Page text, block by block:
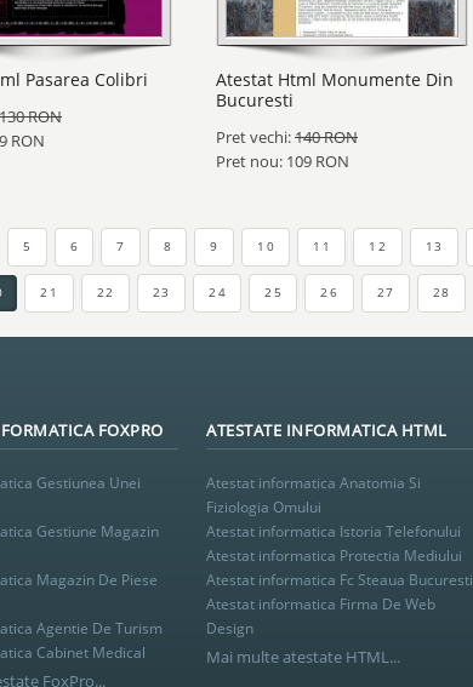
Pasarea Colibri
130 RON
RON
Atestat Html Monumente Din
Bucuresti
Pret vechi:140 RON
Pret nou: 109 RON
5 6 7 8 9 10 11 12 13
21 22 23 24 25 26 27 28
FOXPRO
Gestiunea Unei
Gestiune Magazin
Magazin De Piese
Agentie De Turism
Cabinet Medical
FoxPro...
ATESTATE INFORMATICA HTML
Atestat informatica Anatomia Si
Fiziologia Omului
Atestat informatica Istoria Telefonului
Atestat informatica Protectia Mediului
Atestat informatica Fc Steaua Bucuresti
Atestat informatica Firma De Web
Design
Mai multe atestate HTML...